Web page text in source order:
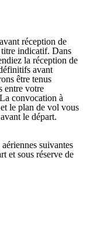
réception de
indicatif. Dans
la réception de
avant
être tenus
entre votre
convocation à
le plan de vol vous
le départ.
suivantes
et sous réserve de